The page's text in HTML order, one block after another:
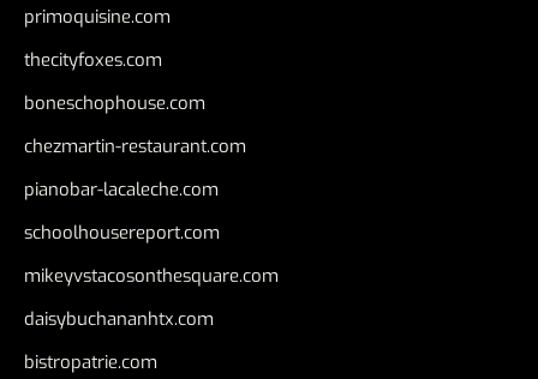
primoquisine.com
thecityfoxes.com
boneschophouse.com
chezmartin-restaurant.com
pianobar-lacaleche.com
schoolhousereport.com
mikeyvstacosonthesquare.com
daisybuchananhtx.com
bistropatrie.com